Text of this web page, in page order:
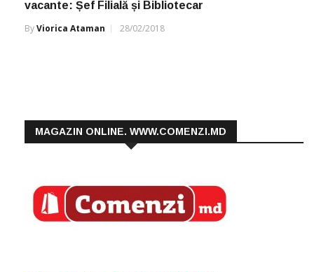
vacante: Șef Filială și Bibliotecar
ByViorica Ataman 28/02/2018
MAGAZIN ONLINE. WWW.COMENZI.MD